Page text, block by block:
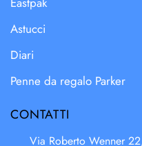
Astucci
Diari
Penne da regalo Parker
CONTATTI
Via Roberto Wenner